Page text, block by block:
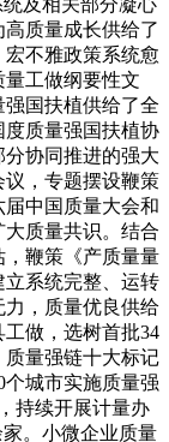
及相关部分凝心
质量成长供给了
不雅政策系统愈
工做纲要性文
国扶植供给了全
质量强国扶植协
协同推进的强大
，专题摆设鞭策
届中国质量大会和
质量共识。结合
鞭策《产质量量
系统完整、运转
，质量优良供给
做，选树首批34
量强链十大标记
城市实施质量强
持续开展计量办
。小微企业质量